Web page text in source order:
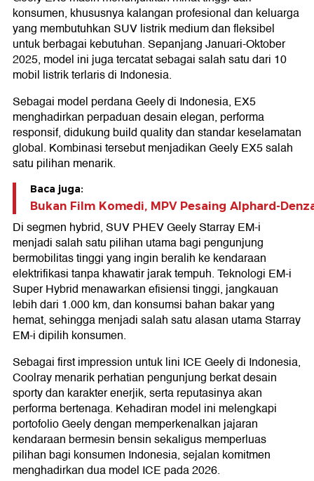
konsumen, khususnya kalangan profesional dan keluarga
yang membutuhkan SUV listrik medium dan fleksibel
untuk berbagai kebutuhan. Sepanjang Januari-Oktober
2025, model ini juga tercatat sebagai salah satu dari 10
mobil listrik terlaris di Indonesia.
Sebagai model perdana Geely di Indonesia, EX5
menghadirkan perpaduan desain elegan, performa
responsif, didukung build quality dan standar keselamatan
global. Kombinasi tersebut menjadikan Geely EX5 salah
satu pilihan menarik.
Baca juga:
Bukan Film Komedi, MPV Pesaing Alphard-
Di segmen hybrid, SUV PHEV Geely Starray EM-i
menjadi salah satu pilihan utama bagi pengunjung
bermobilitas tinggi yang ingin beralih ke kendaraan
elektrifikasi tanpa khawatir jarak tempuh. Teknologi EM-i
Super Hybrid menawarkan efisiensi tinggi, jangkauan
lebih dari 1.000 km, dan konsumsi bahan bakar yang
hemat, sehingga menjadi salah satu alasan utama Starray
EM-i dipilih konsumen.
Sebagai first impression untuk lini ICE Geely di Indonesia,
Coolray menarik perhatian pengunjung berkat desain
sporty dan karakter enerjik, serta reputasinya akan
performa bertenaga. Kehadiran model ini melengkapi
portofolio Geely dengan memperkenalkan jajaran
kendaraan bermesin bensin sekaligus memperluas
pilihan bagi konsumen Indonesia, sejalan komitmen
menghadirkan dua model ICE pada 2026.